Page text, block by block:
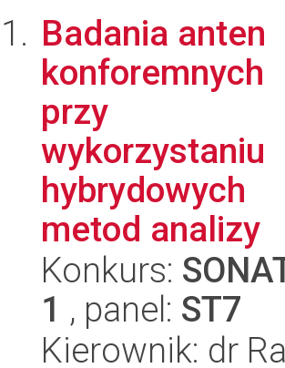
Badania anten
konforemnych
przy
wykorzystaniu
hybrydowych
metod analizy
Konkurs:
1 , panel: ST7
Kierownik: dr